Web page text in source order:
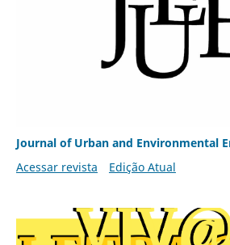
Journal of Urban and Environmental
Acessar revista
Edição Atual